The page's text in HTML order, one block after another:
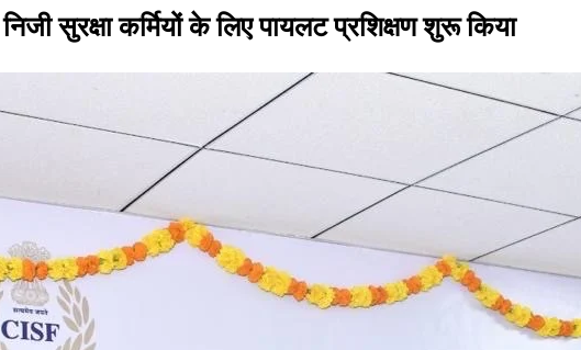
सुरक्षा कर्मियों के लिए पायलट प्रशिक्षण शुरू किया